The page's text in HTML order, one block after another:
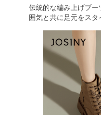
伝統的な編み上げブ
囲気と共に足元をスタ